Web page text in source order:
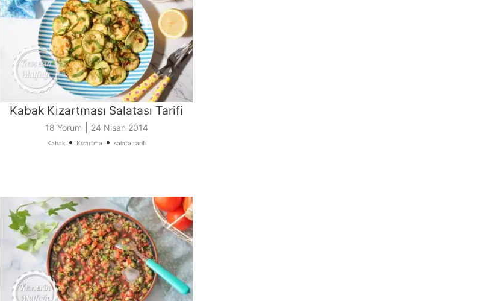
Kabak Kızartması Salatası Tarifi
18 Yorum 24 Nisan 2014
Kabak• Kızartma • salata tarifi